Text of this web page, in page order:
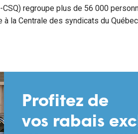
CSQ) regroupe plus de 56 000
à la Centrale des syndicats du Québec